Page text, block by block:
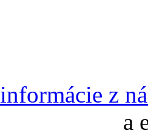
informácie z
a